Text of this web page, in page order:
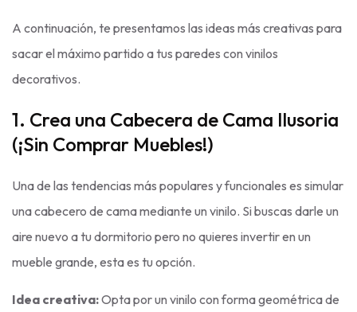
A continuación, te presentamos las ideas más creativas para
sacar el máximo partido a tus paredes con vinilos
decorativos.
1. Crea una Cabecera de Cama Ilusoria
(¡Sin Comprar Muebles!)
Una de las tendencias más populares y funcionales es simular
una cabecero de cama mediante un vinilo. Si buscas darle un
aire nuevo a tu dormitorio pero no quieres invertir en un
mueble grande, esta es tu opción.
Idea creativa:Opta por un vinilo con forma geométrica de